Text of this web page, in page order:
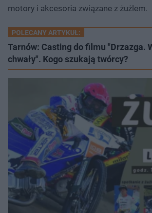
motory i akcesoria związane z żużlem.
POLECANY ARTYKUŁ:
Tarnów: Casting do filmu "Drzazga.
chwały". Kogo szukają twórcy?